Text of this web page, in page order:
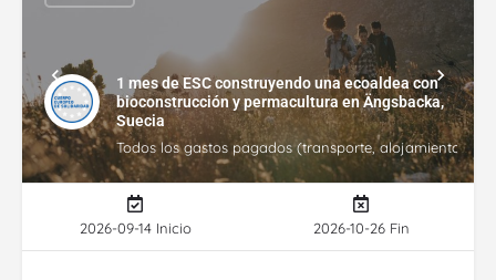
1 mes de ESC construyendo una ecoaldea con
bioconstrucción y permacultura en Ängsbacka,
Suecia
Todos los gastos pagados (transporte, alojamiento,
2026-09-14 Inicio 2026-10-26 Fin